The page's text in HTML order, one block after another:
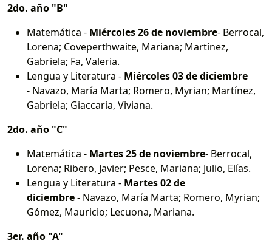
2do. año "B"
Matemática - Miércoles 26 de noviembre- Berrocal,
Lorena; Coveperthwaite, Mariana; Martínez,
Gabriela; Fa, Valeria.
Lengua y Literatura - Miércoles 03 de diciembre
- Navazo, María Marta; Romero, Myrian; Martínez,
Gabriela; Giaccaria, Viviana.
2do. año "C"
Matemática - Martes 25 de noviembre- Berrocal,
Lorena; Ribero, Javier; Pesce, Mariana; Julio, Elías.
Lengua y Literatura - Martes 02 de
diciembre- Navazo, María Marta; Romero, Myrian;
Gómez, Mauricio; Lecuona, Mariana.
3er. año "A"